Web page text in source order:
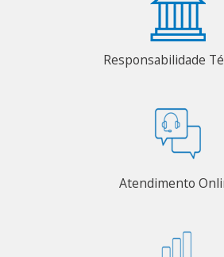
Responsabilidade
Atendimento